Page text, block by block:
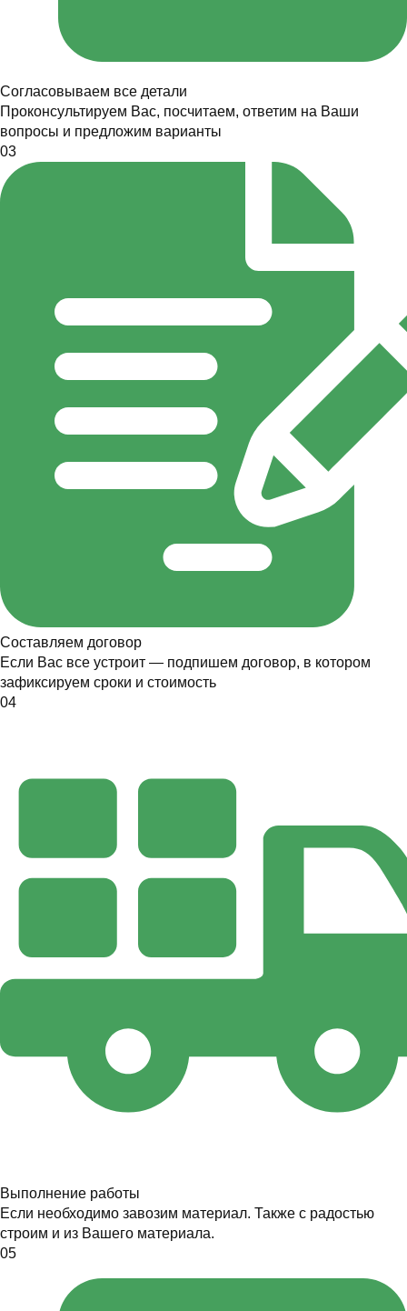
Согласовываем все детали
Проконсультируем Вас, посчитаем, ответим на Ваши
вопросы и предложим варианты
03
Составляем договор
Если Вас все устроит — подпишем договор, в котором
зафиксируем сроки и стоимость
04
Выполнение работы
Если необходимо завозим материал. Также с радостью
строим и из Вашего материала.
05